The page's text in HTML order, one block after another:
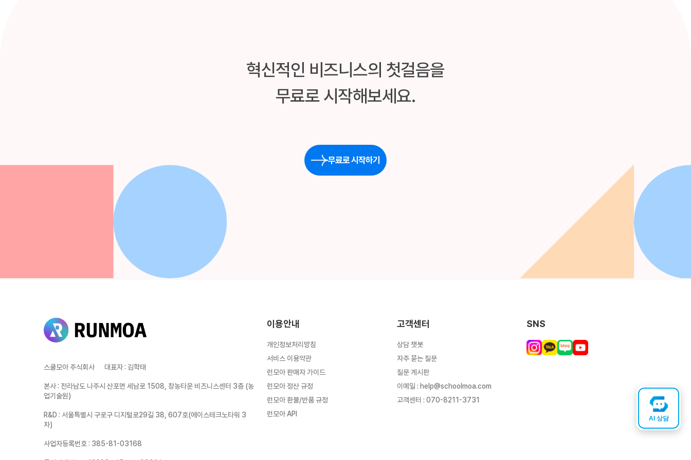
혁신적인 비즈니스의 첫걸음을
무료로 시작해보세요.
무료로 시작하기
스쿨모아 주식회사 대표자: 김학태
본사: 전라남도 나주시 산포면 세남로 1508, 창농타운 비즈니스센터 3층 (농
업기술원)
R&D : 서울특별시 구로구 디지털로29길 38, 607호(에이스테크노타워 3
차)
사업자등록번호: 385-81-03168
이용안내
개인정보처리방침
서비스 이용약관
런모아 판매자 가이드
런모아 정산 규정
런모아 환불/반품 규정
런모아 API
고객센터
상담 챗봇
자주 묻는 질문
질문 게시판
이메일 : help@schoolmoa.com
고객센터 : 070-8211-3731
SNS
AI 상담